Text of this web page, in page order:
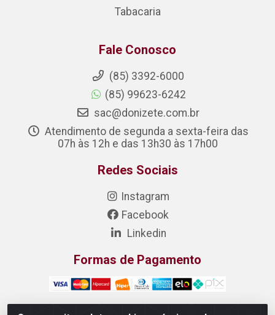
Tabacaria
Fale Conosco
(85) 3392-6000
(85) 99623-6242
sac@donizete.com.br
Atendimento de segunda a sexta-feira das
07h às 12h e das 13h30 às 17h00
Redes Sociais
Instagram
Facebook
Linkedin
Formas de Pagamento